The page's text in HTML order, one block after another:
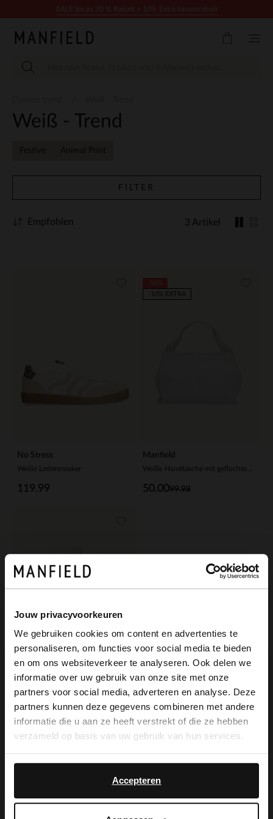
Jouw privacyvoorkeuren
We gebruiken cookies om content en advertenties te
personaliseren, om functies voor social media te bieden
en om ons websiteverkeer te analyseren. Ook delen we
informatie over uw gebruik van onze site met onze
partners voor social media, adverteren en analyse. Deze
partners kunnen deze gegevens combineren met andere
informatie die u aan ze heeft verstrekt of die ze hebben
verzameld op basis van uw gebruik van hun services.
Accepteren
Weiß - Trend
Festive Animal Print
FILTER
3 Artikel
Empfohlen
No Stress
Weiße Ledersneaker
119.99
Manfield
99.98
50.00
-10% EXTRA
Manfield
Weiße Lederstiefel mit Absatz
199.99
×
View this website in English?
It looks like your language isn't Dutch. Would
you like to switch to English?
English